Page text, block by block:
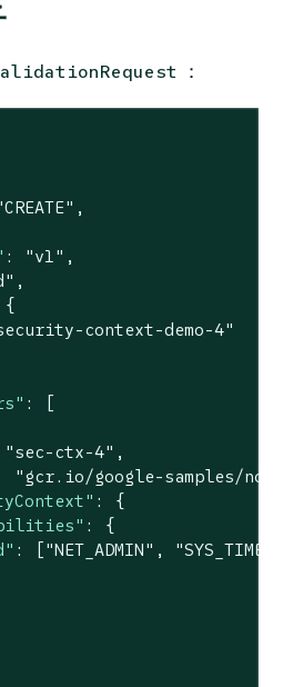
：
,
: "v1" ,
,
{
context-demo-4"
: [
"sec-ctx-4" ,
"gcr.io/google-samples/
: {
: {
: ["NET_ADMIN" , "SYS_TIME"